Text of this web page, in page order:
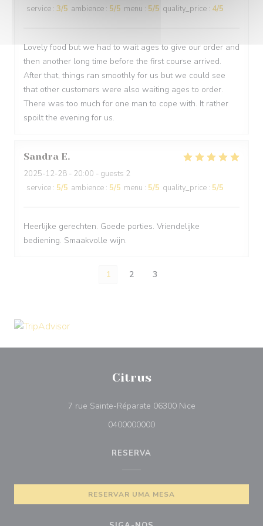
service : 3/5 ambience : 5/5 menu : 5/5 quality_price : 4/5
Lovely food but we had to wait ages to give our order and
then another long time before the first course arrived.
After that, things ran smoothly for us but we could see
that other customers were also waiting ages to order.
There was too much for one man to cope with. It rather
spoilt the evening for us.
Sandra E
2025-12-28 - 20:00 - guests 2
service : 5/5 ambience : 5/5 menu : 5/5 quality_price : 5/5
Heerlijke gerechten. Goede porties. Vriendelijke
bediening. Smaakvolle wijn.
1 2 3
Citrus
7 rue Sainte-Réparate 06300 Nice((abre numa nova
0400000000
RESERVA
RESERVAR UMA MESA